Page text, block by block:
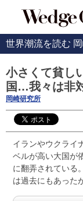
世界潮流を読む
小さくて貧し
国…我々は非
岡崎研究所
イランやウクライ
ベルが高い大国が
に翻弄されている
は過去にもあった